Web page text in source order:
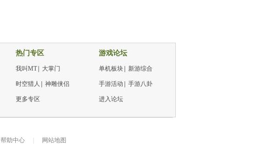
热门专区
我叫MT 大掌门
时空猎人 神雕侠侣
更多专区
游戏论坛
单机板块 新游综合
手游活动 手游八卦
进入论坛
帮助中心
网站地图